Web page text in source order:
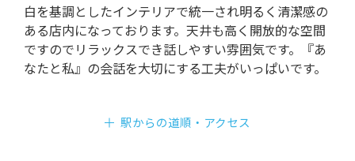
白を基調としたインテリアで統一され明るく清潔感の
ある店内になっております。天井も高く開放的な空間
ですのでリラックスでき話しやすい雰囲気です。『あ
なたと私』の会話を大切にする工夫がいっぱいです。
駅からの道順・アクセス